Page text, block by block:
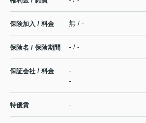
保険加入 / 料金 無 / -
保険名 / 保険期間 - / -
保証会社 / 料金
-
-
特優賃 -